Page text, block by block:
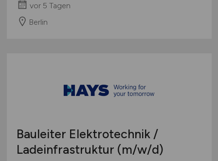
vor 5 Tagen
Berlin
Bauleiter Elektrotechnik /
Ladeinfrastruktur (m/w/d)